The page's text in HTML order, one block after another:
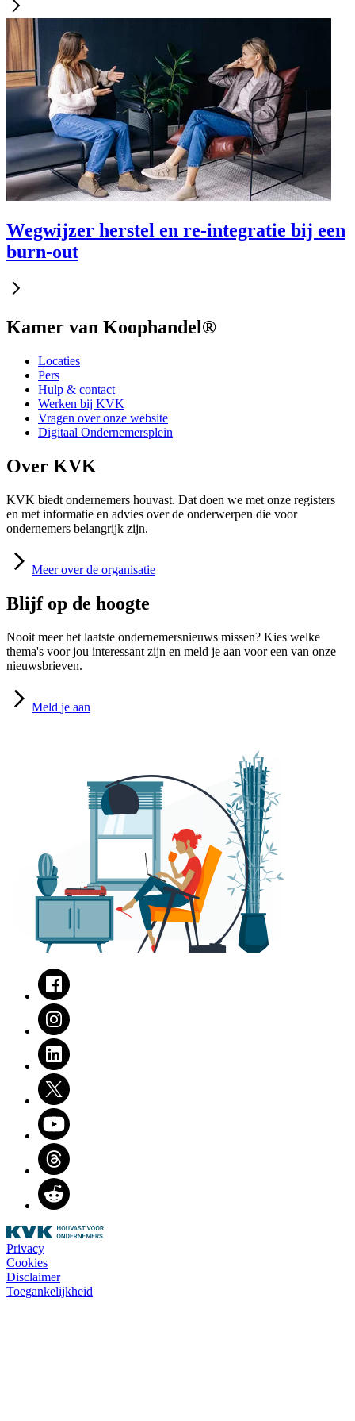
Wegwijzer herstel en re-integratie bij een
burn-out
Kamer van Koophandel®
Locaties
Pers
Hulp & contact
Werken bij KVK
Vragen over onze website
Digitaal Ondernemersplein
Over KVK
KVK biedt ondernemers houvast. Dat doen we met onze registers
en met informatie en advies over de onderwerpen die voor
ondernemers belangrijk zijn.
Meer over de organisatie
Blijf op de hoogte
Nooit meer het laatste ondernemersnieuws missen? Kies welke
thema's voor jou interessant zijn en meld je aan voor een van onze
nieuwsbrieven.
Meld je aan
Facebook
Instagram
LinkedIn
Twitter
Youtube
Threads
Reddit
Privacy
Cookies
Disclaimer
Toegankelijkheid